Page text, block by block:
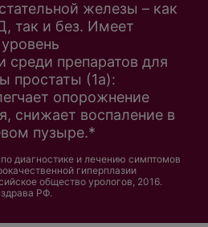
железы – как
так и без. Имеет
среди препаратов для
простаты (1a):
опорожнение
снижает воспаление в
пузыре.*
диагностике и лечению симптомов
гиперплазии
общество урологов, 2016.
РФ.